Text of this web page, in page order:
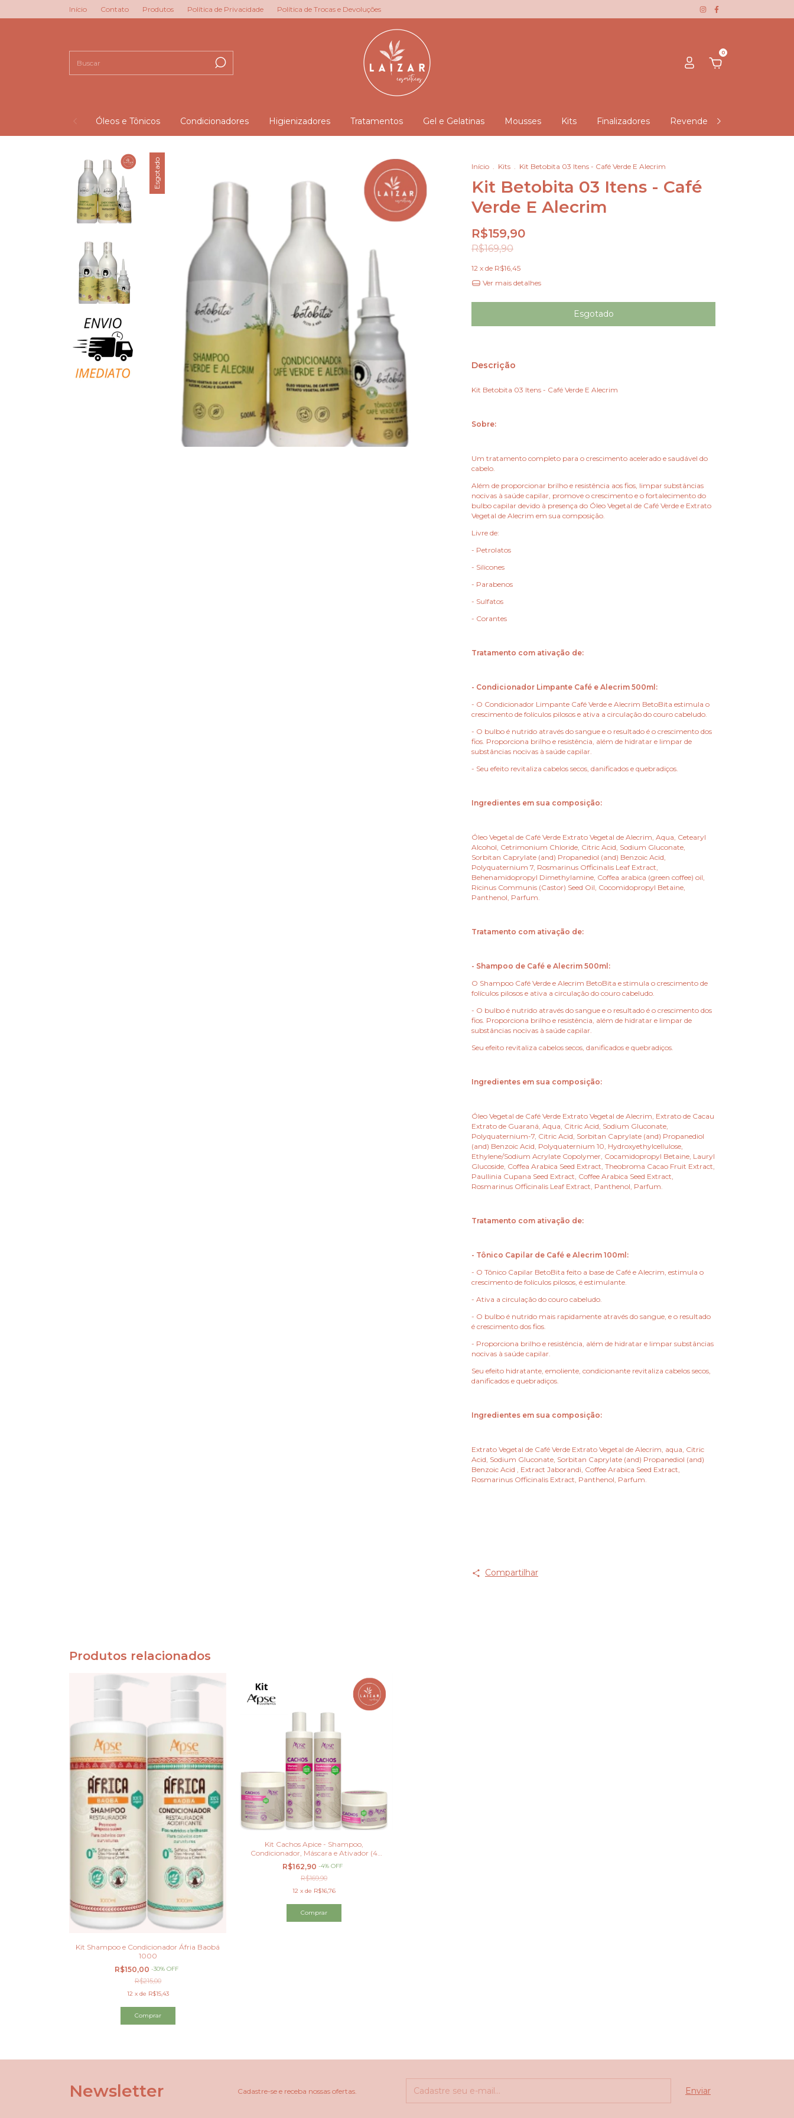
Início Contato Produtos Política de Privacidade Política de Trocas e Devoluções
0
Óleos e Tônicos Condicionadores Higienizadores Tratamentos Gel e Gelatinas Mousses Kits Finalizadores Revendedora Negra Rosa -
Esgotado Início . Kits . Kit Betobita 03 Itens - Café Verde E Alecrim
Kit Betobita 03 Itens - Café
Verde E Alecrim
R$159,90
R$169,90
12 x de R$16,45
Ver mais detalhes
Descrição
Kit Betobita 03 Itens - Café Verde E Alecrim
Sobre:
Um tratamento completo para o crescimento acelerado e saudável do
cabelo.
Além de proporcionar brilho e resistência aos fios, limpar substâncias
nocivas à saúde capilar, promove o crescimento e o fortalecimento do
bulbo capilar devido à presença do Óleo Vegetal de Café Verde e Extrato
Vegetal de Alecrim em sua composição.
Livre de:
- Petrolatos
- Silicones
- Parabenos
- Sulfatos
- Corantes
Tratamento com ativação de:
- Condicionador Limpante Café e Alecrim 500ml:
- O Condicionador Limpante Café Verde e Alecrim BetoBita estimula o
crescimento de folículos pilosos e ativa a circulação do couro cabeludo.
- O bulbo é nutrido através do sangue e o resultado é o crescimento dos
fios. Proporciona brilho e resistência, além de hidratar e limpar de
substâncias nocivas à saúde capilar.
- Seu efeito revitaliza cabelos secos, danificados e quebradiços.
Ingredientes em sua composição:
Óleo Vegetal de Café Verde Extrato Vegetal de Alecrim, Aqua, Cetearyl
Alcohol, Cetrimonium Chloride, Citric Acid, Sodium Gluconate,
Sorbitan Caprylate (and) Propanediol (and) Benzoic Acid,
Polyquaternium 7, Rosmarinus Officinalis Leaf Extract,
Behenamidopropyl Dimethylamine, Coffea arabica (green coffee) oil,
Ricinus Communis (Castor) Seed Oil, Cocomidopropyl Betaine,
Panthenol, Parfum.
Tratamento com ativação de:
- Shampoo de Café e Alecrim 500ml:
O Shampoo Café Verde e Alecrim BetoBita e stimula o crescimento de
folículos pilosos e ativa a circulação do couro cabeludo.
- O bulbo é nutrido através do sangue e o resultado é o crescimento dos
fios. Proporciona brilho e resistência, além de hidratar e limpar de
substâncias nocivas à saúde capilar.
Seu efeito revitaliza cabelos secos, danificados e quebradiços.
Ingredientes em sua composição:
Óleo Vegetal de Café Verde Extrato Vegetal de Alecrim, Extrato de Cacau
Extrato de Guaraná, Aqua, Citric Acid, Sodium Gluconate,
Polyquaternium-7, Citric Acid, Sorbitan Caprylate (and) Propanediol
(and) Benzoic Acid, Polyquaternium 10, Hydroxyethylcellulose,
Ethylene/Sodium Acrylate Copolymer, Cocamidopropyl Betaine, Lauryl
Glucoside, Coffea Arabica Seed Extract, Theobroma Cacao Fruit Extract,
Paullinia Cupana Seed Extract, Coffee Arabica Seed Extract,
Rosmarinus Officinalis Leaf Extract, Panthenol, Parfum.
Tratamento com ativação de:
- Tônico Capilar de Café e Alecrim 100ml:
- O Tônico Capilar BetoBita feito a base de Café e Alecrim, estimula o
crescimento de folículos pilosos, é estimulante.
- Ativa a circulação do couro cabeludo.
- O bulbo é nutrido mais rapidamente através do sangue, e o resultado
é crescimento dos fios.
- Proporciona brilho e resistência, além de hidratar e limpar substâncias
nocivas à saúde capilar.
Seu efeito hidratante, emoliente, condicionante revitaliza cabelos secos,
danificados e quebradiços.
Ingredientes em sua composição:
Extrato Vegetal de Café Verde Extrato Vegetal de Alecrim, aqua, Citric
Acid, Sodium Gluconate, Sorbitan Caprylate (and) Propanediol (and)
Benzoic Acid , Extract Jaborandi, Coffee Arabica Seed Extract,
Rosmarinus Officinalis Extract, Panthenol, Parfum.
Compartilhar
Produtos relacionados
Kit Shampoo e Condicionador Áfria Baobá
1000
R$150,00-30%OFF
R$215,00
12 x de R$15,43
Kit Cachos Apice - Shampoo,
Condicionador, Máscara e Ativador (4
R$162,90-4%OFF
R$169,90
12 x de R$16,76
Newsletter Cadastre-se e receba nossas ofertas.